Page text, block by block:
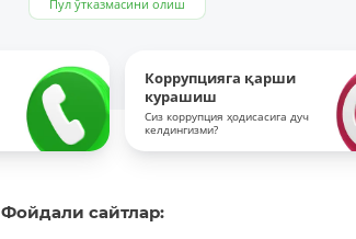
Пул ўтказмасини олиш
Коррупцияга қарши
курашиш
Сиз коррупция ҳодисасига дуч
келдингизми?
Фойдали сайтлар: